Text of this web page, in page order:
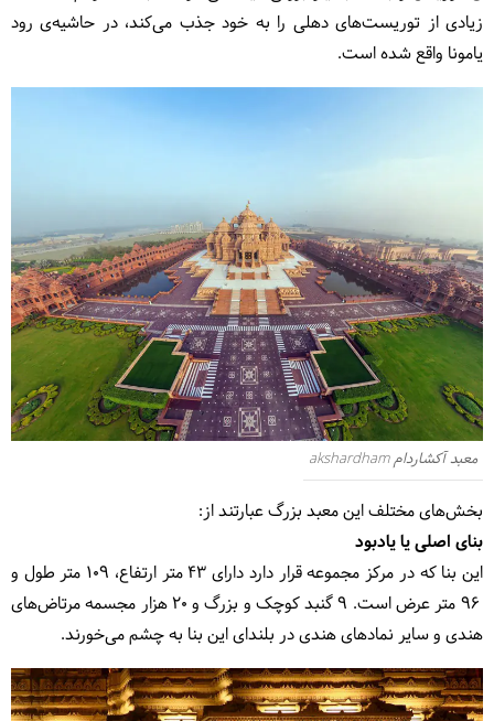
زیادی از توریست‌های دهلی را به خود جذب می‌کند، در حاشیه‌ی رود
یامونا واقع شده است.
معبد آکشاردام akshardham
بخش‌های مختلف این معبد بزرگ عبارتند از:
بنای اصلی یا یادبود
این بنا که در مرکز مجموعه قرار دارد دارای ۴۳ متر ارتفاع، ۱۰۹ متر طول و
۹۶ متر عرض است. ۹ گنبد کوچک و بزرگ و ۲۰ هزار مجسمه مرتاض‌های
هندی و سایر نمادهای هندی در بلندای این بنا به چشم می‌خورند.